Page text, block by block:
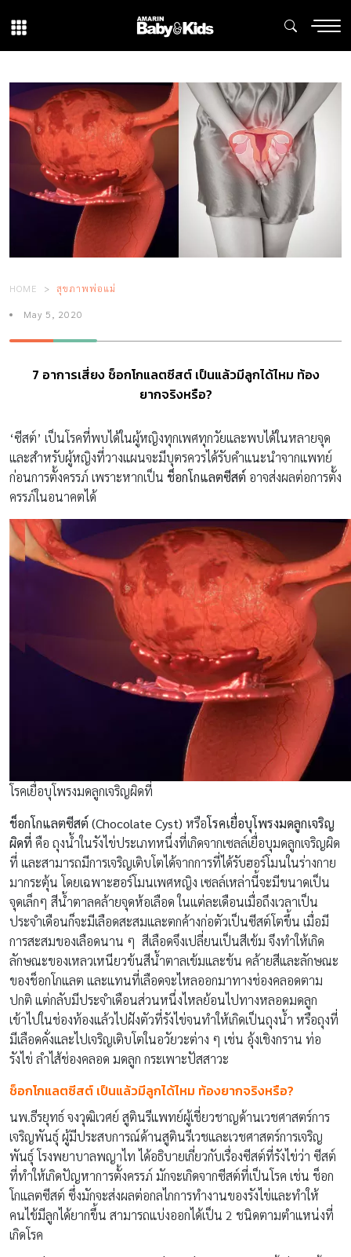
HOME สุขภาพพ่อแม่
May 5, 2020
7 อาการเสี่ยง ช็อกโกแลตซีสต์ เป็นแล้วมีลูกได้ไหม ท้อง
ยากจริงหรือ?
‘ซีสต์’ เป็นโรคที่พบได้ในผู้หญิงทุกเพศทุกวัยและพบได้ในหลายจุด
และสำหรับผู้หญิงที่วางแผนจะมีบุตรควรได้รับคำแนะนำจากแพทย์
ก่อนการตั้งครรภ์ เพราะหากเป็น ช็อกโกแลตซีสต์ อาจส่งผลต่อการตั้ง
ครรภ์ในอนาคตได้
โรคเยื่อบุโพรงมดลูกเจริญผิดที่
ช็อกโกแลตซีสต์ (Chocolate Cyst) หรือโรคเยื่อบุโพรงมดลูกเจริญ
ผิดที่ คือ ถุงน้ำในรังไข่ประเภทหนึ่งที่เกิดจากเซลล์เยื่อบุมดลูกเจริญผิด
ที่ และสามารถมีการเจริญเติบโตได้จากการที่ได้รับฮอร์โมนในร่างกาย
มากระตุ้น โดยเฉพาะฮอร์โมนเพศหญิง เซลล์เหล่านี้จะมีขนาดเป็น
จุดเล็กๆ สีน้ำตาลคล้ายจุดห้อเลือด ในแต่ละเดือนเมื่อถึงเวลาเป็น
ประจำเดือนก็จะมีเลือดสะสมและตกค้างก่อตัวเป็นซีสต์โตขึ้น เมื่อมี
การสะสมของเลือดนาน ๆ สีเลือดจึงเปลี่ยนเป็นสีเข้ม จึงทำให้เกิด
ลักษณะของเหลวเหนียวข้นสีน้ำตาลเข้มและข้น คล้ายสีและลักษณะ
ของช็อกโกแลต และแทนที่เลือดจะไหลออกมาทางช่องคลอดตาม
ปกติ แต่กลับมีประจำเดือนส่วนหนึ่งไหลย้อนไปทางหลอดมดลูก
เข้าไปในช่องท้องแล้วไปฝังตัวที่รังไข่จนทำให้เกิดเป็นถุงน้ำ หรือถุงที่
มีเลือดคั่งและไปเจริญเติบโตในอวัยวะต่าง ๆ เช่น อุ้งเชิงกราน ท่อ
รังไข่ ลำไส้ช่องคลอด มดลูก กระเพาะปัสสาวะ
ช็อกโกแลตซีสต์ เป็นแล้วมีลูกได้ไหม ท้องยากจริงหรือ?
นพ.ธีรยุทธ์ จงวุฒิเวศย์ สูตินรีแพทย์ผู้เชี่ยวชาญด้านเวชศาสตร์การ
เจริญพันธุ์ ผู้มีประสบการณ์ด้านสูตินรีเวชและเวชศาสตร์การเจริญ
พันธุ์ โรงพยาบาลพญาไท ได้อธิบายเกี่ยวกับเรื่องซีสต์ที่รังไข่ว่า ซีสต์
ที่ทำให้เกิดปัญหาการตั้งครรภ์ มักจะเกิดจากซีสต์ที่เป็นโรค เช่น ช็อก
โกแลตซีสต์ ซึ่งมักจะส่งผลต่อกลไกการทำงานของรังไข่และทำให้
คนไข้มีลูกได้ยากขึ้น สามารถแบ่งออกได้เป็น 2 ชนิดตามตำแหน่งที่
เกิดโรค